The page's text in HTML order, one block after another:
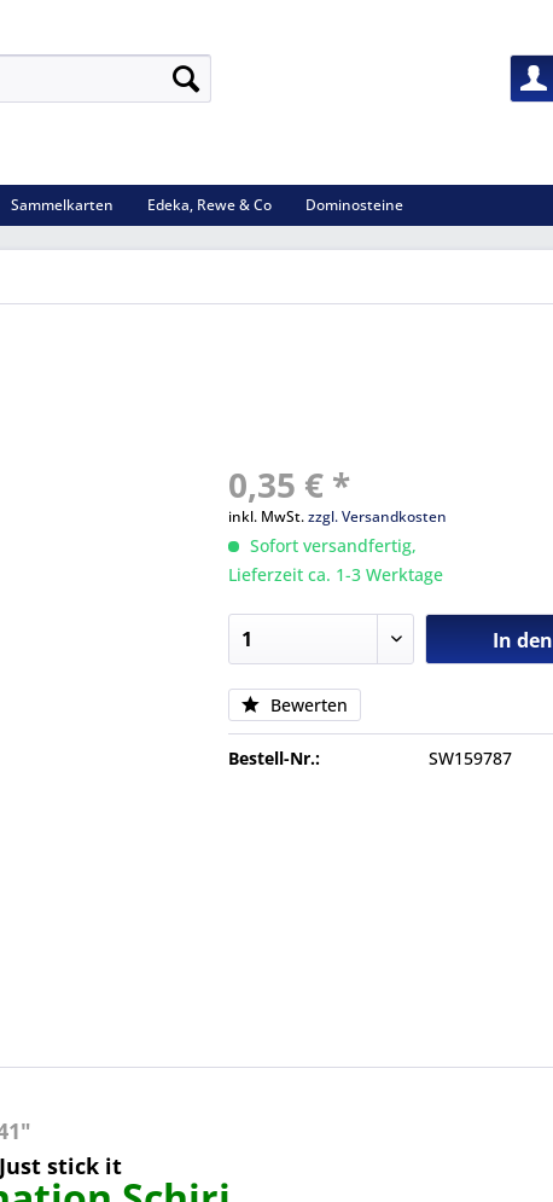
Sammelkarten Edeka, Rewe & Co Dominosteine
0,35 € *
inkl. MwSt.zzgl. Versandkosten
Sofort versandfertig,
Lieferzeit ca. 1-3 Werktage
In den
Bewerten
Bestell-Nr.: SW159787
Just stick it